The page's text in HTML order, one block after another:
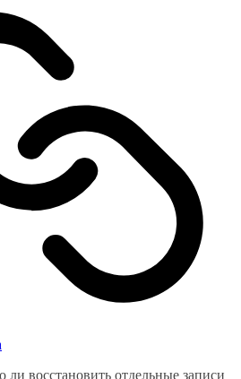
восстановить отдельные записи